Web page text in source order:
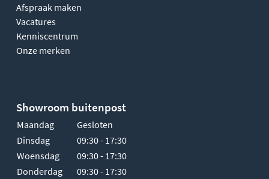
Afspraak maken
Vacatures
Kenniscentrum
Onze merken
Showroom buitenpost
Maandag
Gesloten
Dinsdag
09:30 - 17:30
Woensdag
09:30 - 17:30
Donderdag
09:30 - 17:30